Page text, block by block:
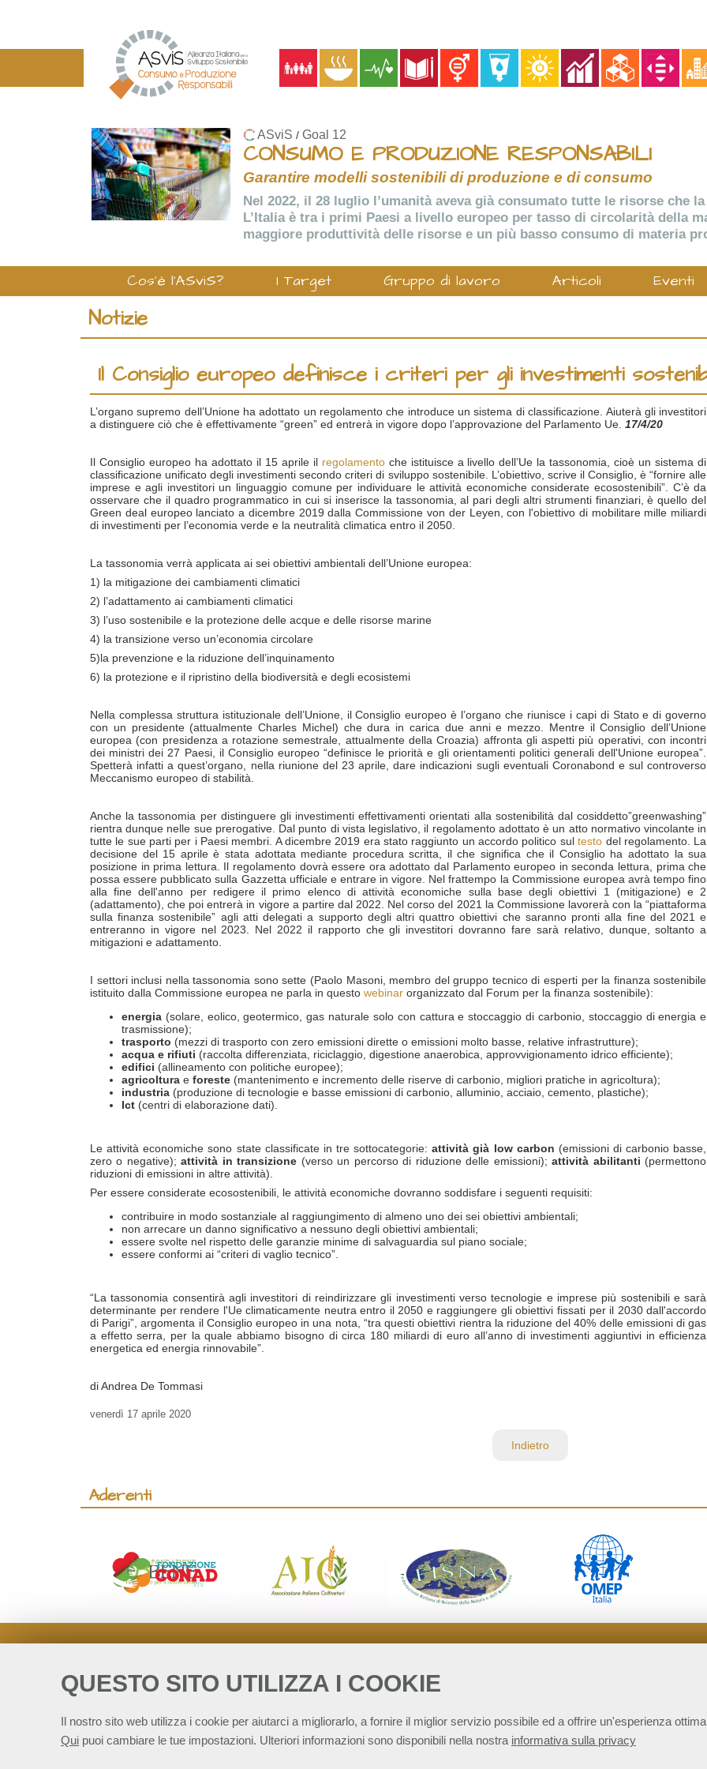
QUESTO SITO UTILIZZA I COOKIE
Il nostro sito web utilizza i cookie per aiutarci a migliorarlo, a fornire il miglior servizio possibile ed a offrire un'esperienza
Qui puoi cambiare le tue impostazioni. Ulteriori informazioni sono disponibili nella nostra informativa sulla privacy
ASviS / Goal 12
CONSUMO E PRODUZIONE RESPONSABILI
Garantire modelli sostenibili di produzione e di consumo
Nel 2022, il 28 luglio l’umanità aveva già consumato tutte le risorse che
L’Italia è tra i primi Paesi a livello europeo per tasso di circolarità della
maggiore produttività delle risorse e un più basso consumo di materia
Cos'è l'ASviS? I Target Gruppo di lavoro Articoli Eventi
Notizie
Il Consiglio europeo definisce i criteri per gli investimenti
L’organo supremo dell’Unione ha adottato un regolamento che introduce un sistema di classificazione. Aiuterà gli investitori
a distinguere ciò che è effettivamente “green” ed entrerà in vigore dopo l’approvazione del Parlamento Ue. 17/4/20
Il Consiglio europeo ha adottato il 15 aprile il regolamentoche istituisce a livello dell’Ue la tassonomia, cioè un sistema di
classificazione unificato degli investimenti secondo criteri di sviluppo sostenibile. L’obiettivo, scrive il Consiglio, è “fornire alle
imprese e agli investitori un linguaggio comune per individuare le attività economiche considerate ecosostenibili”. C’è da
osservare che il quadro programmatico in cui si inserisce la tassonomia, al pari degli altri strumenti finanziari, è quello del
Green deal europeo lanciato a dicembre 2019 dalla Commissione von der Leyen, con l'obiettivo di mobilitare mille miliardi
di investimenti per l’economia verde e la neutralità climatica entro il 2050.
La tassonomia verrà applicata ai sei obiettivi ambientali dell’Unione europea:
1) la mitigazione dei cambiamenti climatici
2) l’adattamento ai cambiamenti climatici
3) l’uso sostenibile e la protezione delle acque e delle risorse marine
4) la transizione verso un’economia circolare
5)la prevenzione e la riduzione dell’inquinamento
6) la protezione e il ripristino della biodiversità e degli ecosistemi
Nella complessa struttura istituzionale dell’Unione, il Consiglio europeo è l’organo che riunisce i capi di Stato e di governo
con un presidente (attualmente Charles Michel) che dura in carica due anni e mezzo. Mentre il Consiglio dell’Unione
europea (con presidenza a rotazione semestrale, attualmente della Croazia) affronta gli aspetti più operativi, con incontri
dei ministri dei 27 Paesi, il Consiglio europeo “definisce le priorità e gli orientamenti politici generali dell'Unione europea”.
Spetterà infatti a quest’organo, nella riunione del 23 aprile, dare indicazioni sugli eventuali Coronabond e sul controverso
Meccanismo europeo di stabilità.
Anche la tassonomia per distinguere gli investimenti effettivamenti orientati alla sostenibilità dal cosiddetto”greenwashing”
rientra dunque nelle sue prerogative. Dal punto di vista legislativo, il regolamento adottato è un atto normativo vincolante in
tutte le sue parti per i Paesi membri. A dicembre 2019 era stato raggiunto un accordo politico sultesto del regolamento. La
decisione del 15 aprile è stata adottata mediante procedura scritta, il che significa che il Consiglio ha adottato la sua
posizione in prima lettura. Il regolamento dovrà essere ora adottato dal Parlamento europeo in seconda lettura, prima che
possa essere pubblicato sulla Gazzetta ufficiale e entrare in vigore. Nel frattempo la Commissione europea avrà tempo fino
alla fine dell'anno per redigere il primo elenco di attività economiche sulla base degli obiettivi 1 (mitigazione) e 2
(adattamento), che poi entrerà in vigore a partire dal 2022. Nel corso del 2021 la Commissione lavorerà con la “piattaforma
sulla finanza sostenibile” agli atti delegati a supporto degli altri quattro obiettivi che saranno pronti alla fine del 2021 e
entreranno in vigore nel 2023. Nel 2022 il rapporto che gli investitori dovranno fare sarà relativo, dunque, soltanto a
mitigazioni e adattamento.
I settori inclusi nella tassonomia sono sette (Paolo Masoni, membro del gruppo tecnico di esperti per la finanza sostenibile
istituito dalla Commissione europea ne parla in questo webinar organizzato dal Forum per la finanza sostenibile):
energia (solare, eolico, geotermico, gas naturale solo con cattura e stoccaggio di carbonio, stoccaggio di energia e
trasmissione);
trasporto (mezzi di trasporto con zero emissioni dirette o emissioni molto basse, relative infrastrutture);
acqua e rifiuti (raccolta differenziata, riciclaggio, digestione anaerobica, approvvigionamento idrico efficiente);
edifici (allineamento con politiche europee);
agricoltura e foreste (mantenimento e incremento delle riserve di carbonio, migliori pratiche in agricoltura);
industria (produzione di tecnologie e basse emissioni di carbonio, alluminio, acciaio, cemento, plastiche);
Ict (centri di elaborazione dati).
Le attività economiche sono state classificate in tre sottocategorie:attività già low carbon (emissioni di carbonio basse,
zero o negative);attività in transizione (verso un percorso di riduzione delle emissioni);attività abilitanti (permettono
riduzioni di emissioni in altre attività).
Per essere considerate ecosostenibili, le attività economiche dovranno soddisfare i seguenti requisiti:
contribuire in modo sostanziale al raggiungimento di almeno uno dei sei obiettivi ambientali;
non arrecare un danno significativo a nessuno degli obiettivi ambientali;
essere svolte nel rispetto delle garanzie minime di salvaguardia sul piano sociale;
essere conformi ai “criteri di vaglio tecnico”.
“La tassonomia consentirà agli investitori di reindirizzare gli investimenti verso tecnologie e imprese più sostenibili e sarà
determinante per rendere l'Ue climaticamente neutra entro il 2050 e raggiungere gli obiettivi fissati per il 2030 dall'accordo
di Parigi”, argomenta il Consiglio europeo in una nota, “tra questi obiettivi rientra la riduzione del 40% delle emissioni di gas
a effetto serra, per la quale abbiamo bisogno di circa 180 miliardi di euro all’anno di investimenti aggiuntivi in efficienza
energetica ed energia rinnovabile”.
di Andrea De Tommasi
venerdì 17 aprile 2020
Indietro
Aderenti